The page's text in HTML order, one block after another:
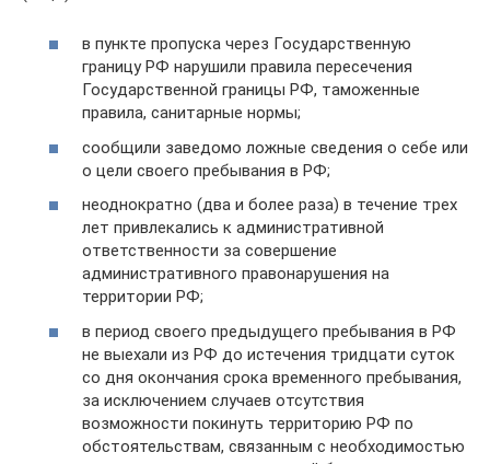
в пункте пропуска через Государственную
границу РФ нарушили правила пересечения
Государственной границы РФ, таможенные
правила, санитарные нормы;
сообщили заведомо ложные сведения о себе или
о цели своего пребывания в РФ;
неоднократно (два и более раза) в течение трех
лет привлекались к административной
ответственности за совершение
административного правонарушения на
территории РФ;
в период своего предыдущего пребывания в РФ
не выехали из РФ до истечения тридцати суток
со дня окончания срока временного пребывания,
за исключением случаев отсутствия
возможности покинуть территорию РФ по
обстоятельствам, связанным с необходимостью